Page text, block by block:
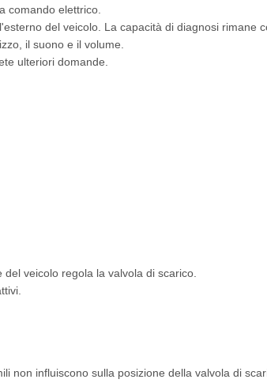
comando elettrico.
del veicolo. La capacità di diagnosi
il suono e il volume.
ulteriori domande.
veicolo regola la valvola di scarico.
non influiscono sulla posizione della valvola di